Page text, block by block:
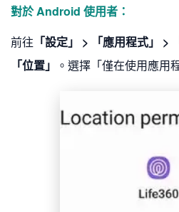
對於 Android 使用者：
前往 「設定」 > 「應用程式」 >
「位置」
。選擇「僅在使用應用